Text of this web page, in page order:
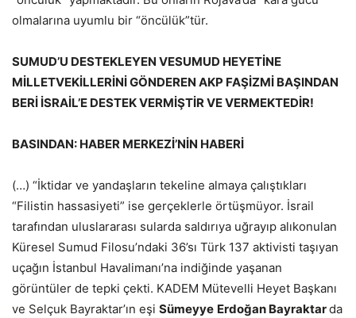
olmalarına uyumlu bir “öncülük”tür.
SUMUD’U DESTEKLEYEN VESUMUD HEYETİNE
MİLLETVEKİLLERİNİ GÖNDEREN AKP FAŞİZMİ BAŞINDAN
BERİ İSRAİL’E DESTEK VERMİŞTİR VE VERMEKTEDİR!
BASINDAN: HABER MERKEZİ’NİN HABERİ
(…) “İktidar ve yandaşların tekeline almaya çalıştıkları
“Filistin hassasiyeti” ise gerçeklerle örtüşmüyor. İsrail
tarafından uluslararası sularda saldırıya uğrayıp alıkonulan
Küresel Sumud Filosu’ndaki 36’sı Türk 137 aktivisti taşıyan
uçağın İstanbul Havalimanı’na indiğinde yaşanan
görüntüler de tepki çekti. KADEM Mütevelli Heyet Başkanı
ve Selçuk Bayraktar’ın eşi Sümeyye Erdoğan Bayraktarda